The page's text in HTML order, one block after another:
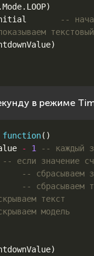
.Mode. LOOP)
--
)
в режиме
function()
- 1
-- каждый
-- если значение
-- сбрасываем
-- сбрасываем
текст
модель
)